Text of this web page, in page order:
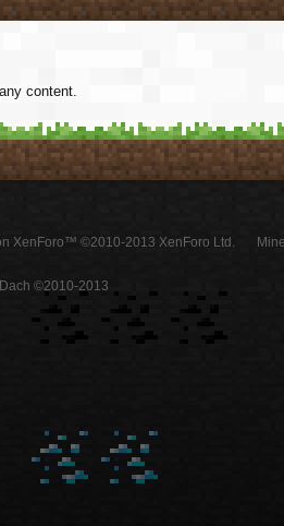
content.
XenForo™ ©2010-2013 XenForo Ltd.
©2010-2013